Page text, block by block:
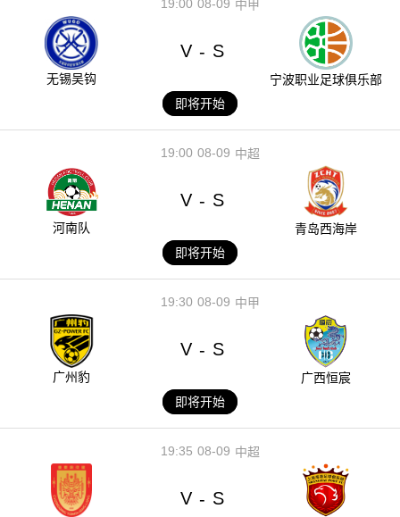
08-09
19:00 中甲
无锡吴钩
V - S
宁波职业足球俱乐部
即将开始
08-09
19:00 中超
河南队
V - S
青岛西海岸
即将开始
08-09
19:30 中甲
广州豹
V - S
广西恒宸
即将开始
08-09
19:35 中超
V - S